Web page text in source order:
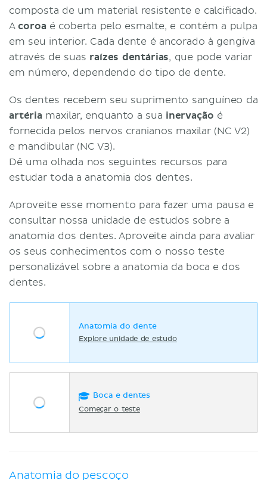
composta de um material resistente e calcificado.
Acoroa é coberta pelo esmalte, e contém a pulpa
em seu interior. Cada dente é ancorado à gengiva
através de suas raízes dentárias, que pode variar
em número, dependendo do tipo de dente.
Os dentes recebem seu suprimento sanguíneo da
artéria maxilar, enquanto a sua inervação é
fornecida pelos nervos cranianos maxilar (NC V2)
e mandibular (NC V3).
Dê uma olhada nos seguintes recursos para
estudar toda a anatomia dos dentes.
Aproveite esse momento para fazer uma pausa e
consultar nossa unidade de estudos sobre a
anatomia dos dentes. Aproveite ainda para avaliar
os seus conhecimentos com o nosso teste
personalizável sobre a anatomia da boca e dos
dentes.
Anatomia do dente
Explore unidade de estudo
Boca e dentes
Começar o teste
Anatomia do pescoço